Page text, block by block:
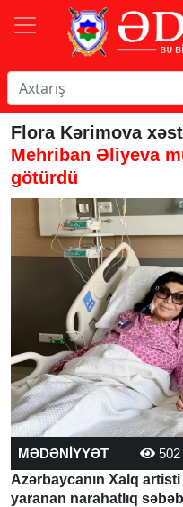
Flora Kərimova
Mehriban Əliyeva
götürdü
MƏDƏNİYYƏT 502
Azərbaycanın Xalq
yaranan narahatlıq